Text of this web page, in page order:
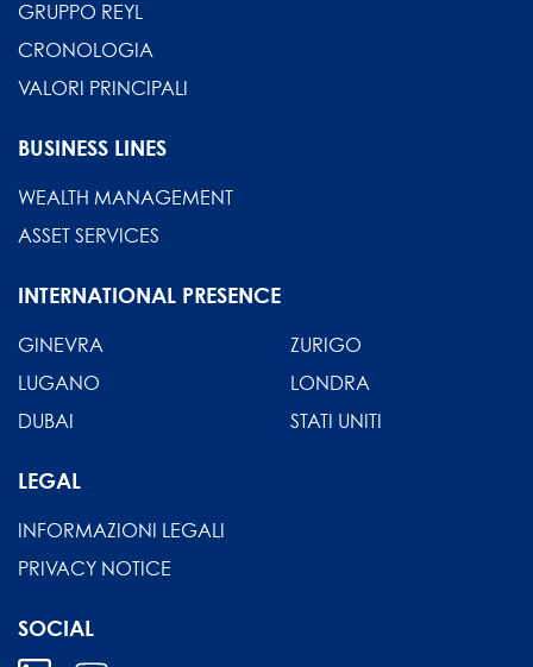
GRUPPO REYL
CRONOLOGIA
VALORI PRINCIPALI
BUSINESS LINES
WEALTH MANAGEMENT
ASSET SERVICES
INTERNATIONAL PRESENCE
GINEVRA
ZURIGO
LUGANO
LONDRA
DUBAI
STATI UNITI
LEGAL
INFORMAZIONI LEGALI
PRIVACY NOTICE
SOCIAL